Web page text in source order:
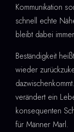
Kommunikation
schnell echte
bleibt dabei
Beständigkeit
wieder
verändert ein
konsequenten
für Männer Marl.